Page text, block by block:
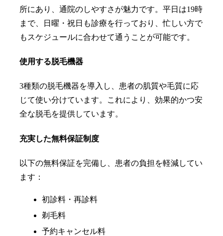
所にあり、通院のしやすさが魅力です。平日は19時
まで、日曜・祝日も診療を行っており、忙しい方で
もスケジュールに合わせて通うことが可能です。
使用する脱毛機器
3種類の脱毛機器を導入し、患者の肌質や毛質に応
じて使い分けています。これにより、効果的かつ安
全な脱毛を提供しています。
充実した無料保証制度
以下の無料保証を完備し、患者の負担を軽減してい
ます：
初診料・再診料
剃毛料
予約キャンセル料